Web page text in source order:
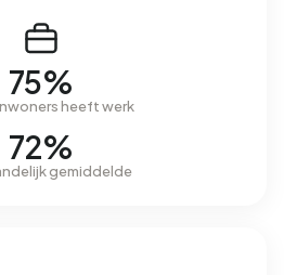
75%
heeft werk
72%
gemiddelde